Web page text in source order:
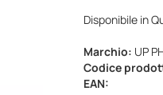
Disponibile in
Marchio: UP
Codice
EAN: